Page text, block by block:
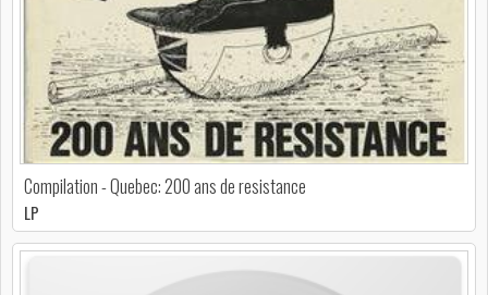
Compilation - Quebec: 200 ans de resistance
LP